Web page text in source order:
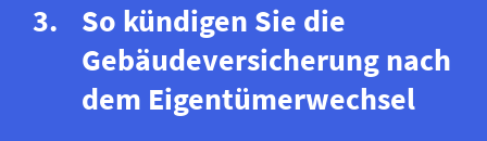
So kündigen Sie die
Gebäude­versicherung nach
dem Eigentümerwechsel